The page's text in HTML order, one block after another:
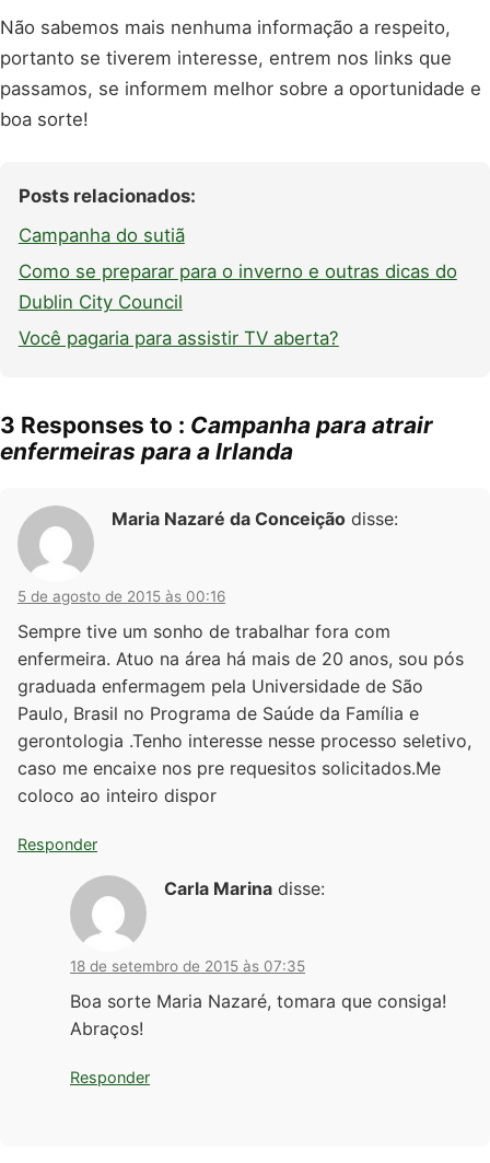
Não sabemos mais nenhuma informação a respeito,
portanto se tiverem interesse, entrem nos links que
passamos, se informem melhor sobre a oportunidade e
boa sorte!
Posts relacionados:
Campanha do sutiã
Como se preparar para o inverno e outras dicas do
Dublin City Council
Você pagaria para assistir TV aberta?
3 Responses to : Campanha para atrair
enfermeiras para a Irlanda
Maria Nazaré da Conceição disse:
5 de agosto de 2015 às 00:16
Sempre tive um sonho de trabalhar fora com
enfermeira. Atuo na área há mais de 20 anos, sou pós
graduada enfermagem pela Universidade de São
Paulo, Brasil no Programa de Saúde da Família e
gerontologia .Tenho interesse nesse processo seletivo,
caso me encaixe nos pre requesitos solicitados.Me
coloco ao inteiro dispor
Responder
Carla Marina disse:
18 de setembro de 2015 às 07:35
Boa sorte Maria Nazaré, tomara que consiga!
Abraços!
Responder